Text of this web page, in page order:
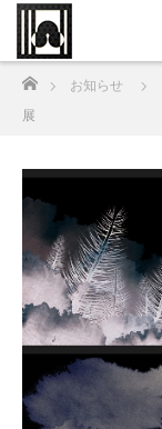
ホーム
お知らせ
展